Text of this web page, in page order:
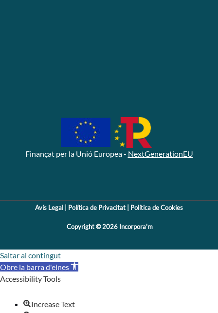
Finançat per la Unió Europea - NextGenerationEU
Avís Legal Política de Privacitat Política de Cookies
Copyright © 2026 Incorpora'm
Saltar al contingut
Obre la barra d'eines
Accessibility Tools
Increase Text